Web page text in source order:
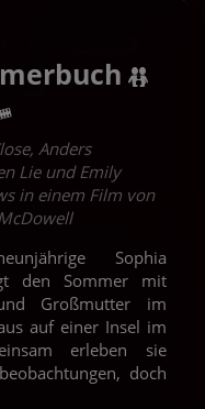
Anders
Lie und Emily
in einem Film von
Sophia
den Sommer mit
Großmutter im
auf einer Insel im
erleben sie
doch